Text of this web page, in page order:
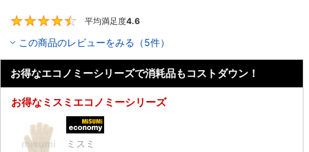
平均満足度4.6
この商品のレビューをみる（5件）
お得なエコノミーシリーズで消耗品もコストダウン！
お得なミスミエコノミーシリーズ
ミスミ